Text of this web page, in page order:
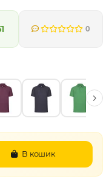
0
В кошик